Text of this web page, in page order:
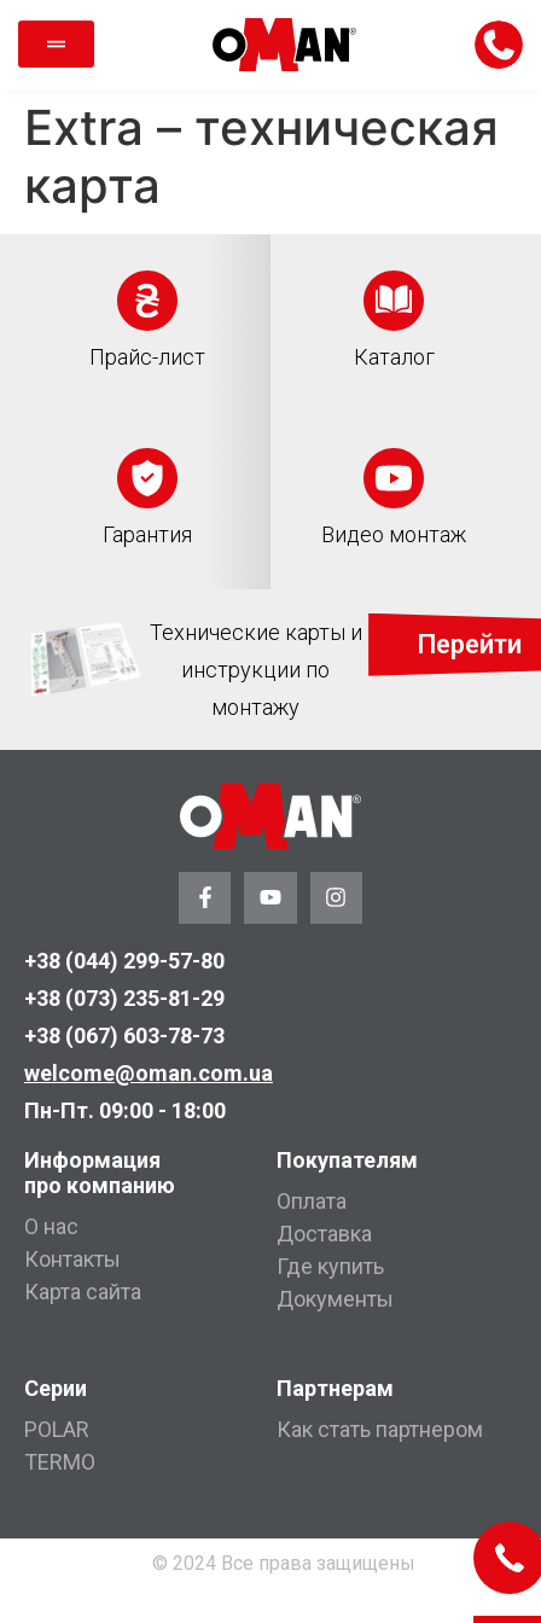
Extra – техническая
карта
Прайс-лист Каталог
Гарантия Видео монтаж
Технические карты и
инструкции по
монтажу
Перейти
+38 (044) 299-57-80
+38 (073) 235-81-29
+38 (067) 603-78-73
welcome@oman.com.ua
Пн-Пт. 09:00 - 18:00
Информация
про компанию
О нас
Контакты
Карта сайта
Покупателям
Оплата
Доставка
Где купить
Документы
Серии
POLAR
TERMO
Партнерам
Как стать партнером
© 2024 Все права защищены